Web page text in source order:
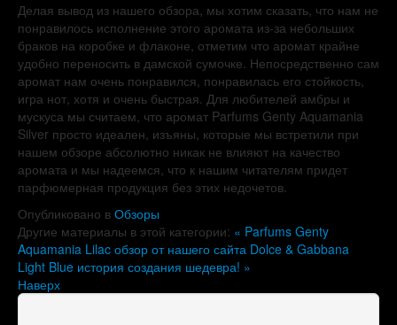
Делая вывод из нашего обзора, мы хотим сказать, что нам не
понравилось исполнение этого аромата из-за небольших
браков на коробке и флаконе, отметим что аромат крайне
удобно переносить в дамской сумочке. Непосредственно сам
аромат нам очень понравился, понравилась его стойкость,
игра нот, хотя и очень быстрая. Для любителей амбры и
мускуса мы считаем, что аромат Parfums Genty Aquamania
Silver просто идеален, изъяны, которые мы встретили при
нашем обзоре абсолютно никак не влияют на качество
аромата и мы надеемся, что к нашим читателям придет
парфюмерная продукция без этих недочетов.
Опубликовано в Обзоры
Другие материалы в этой категории: « Parfums Genty
Aquamania Lilac обзор от нашего сайта Dolce & Gabbana
Light Blue история создания шедевра! »
Наверх